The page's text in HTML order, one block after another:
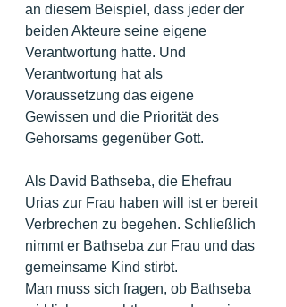
an diesem Beispiel, dass jeder der
beiden Akteure seine eigene
Verantwortung hatte. Und
Verantwortung hat als
Voraussetzung das eigene
Gewissen und die Priorität des
Gehorsams gegenüber Gott.
Als David Bathseba, die Ehefrau
Urias zur Frau haben will ist er bereit
Verbrechen zu begehen. Schließlich
nimmt er Bathseba zur Frau und das
gemeinsame Kind stirbt.
Man muss sich fragen, ob Bathseba